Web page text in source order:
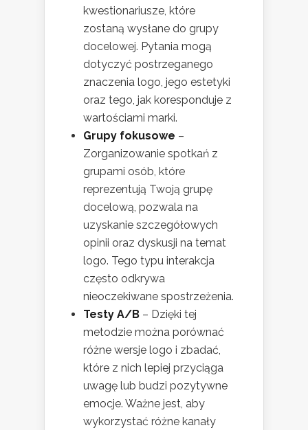
kwestionariusze, które
zostaną wysłane do grupy
docelowej. Pytania mogą
dotyczyć postrzeganego
znaczenia logo, jego estetyki
oraz tego, jak koresponduje z
wartościami marki.
Grupy fokusowe –
Zorganizowanie spotkań z
grupami osób, które
reprezentują Twoją grupę
docelową, pozwala na
uzyskanie szczegółowych
opinii oraz dyskusji na temat
logo. Tego typu interakcja
często odkrywa
nieoczekiwane spostrzeżenia.
Testy A/B – Dzięki tej
metodzie można porównać
różne wersje logo i zbadać,
które z nich lepiej przyciąga
uwagę lub budzi pozytywne
emocje. Ważne jest, aby
wykorzystać różne kanały